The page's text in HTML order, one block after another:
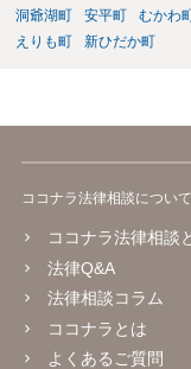
洞爺湖町
安平町 むかわ
えりも町
新ひだか町
ココナラ法律相談について
ココナラ法律相談
法律Q&A
法律相談コラム
ココナラとは
よくあるご質問